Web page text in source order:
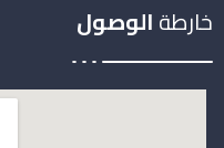
خارطةالوصول